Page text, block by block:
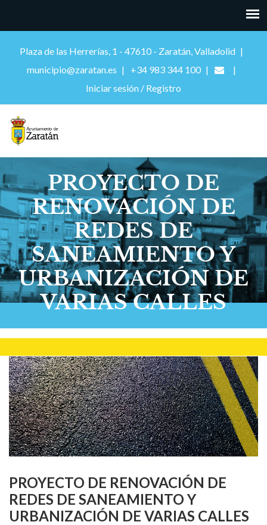
Plaza de las Herrerías, 1 - 47610 - Zaratán, Valladolid
municipio@zaratan.es
+34 983 344 100
Iniciar sesión / Registro
PROYECTO DE
RENOVACIÓN DE
REDES DE
SANEAMIENTO Y
URBANIZACIÓN DE
VARIAS CALLES
PROYECTO DE RENOVACIÓN DE
REDES DE SANEAMIENTO Y
URBANIZACIÓN DE VARIAS CALLES